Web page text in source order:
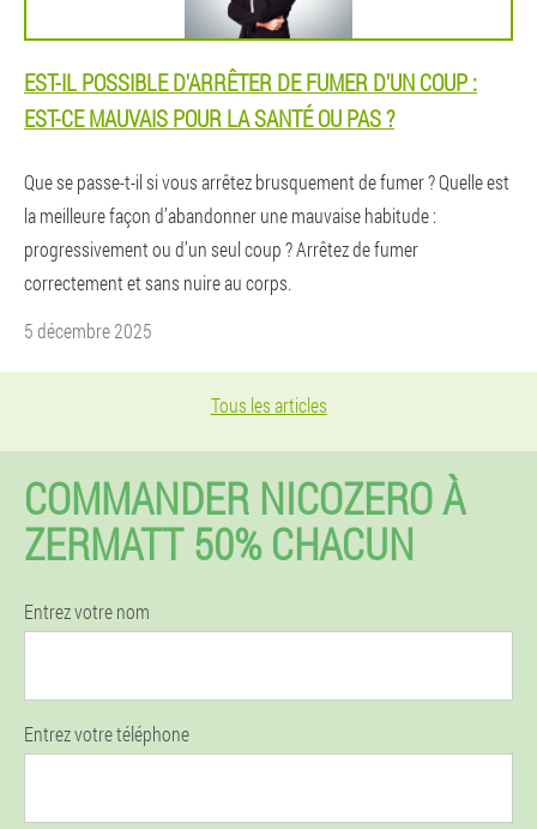
EST-IL POSSIBLE D'ARRÊTER DE FUMER D'UN COUP :
EST-CE MAUVAIS POUR LA SANTÉ OU PAS ?
Que se passe-t-il si vous arrêtez brusquement de fumer ? Quelle est
la meilleure façon d’abandonner une mauvaise habitude :
progressivement ou d’un seul coup ? Arrêtez de fumer
correctement et sans nuire au corps.
5 décembre 2025
Tous les articles
COMMANDER NICOZERO À
ZERMATT 50% CHACUN
Entrez votre nom
Entrez votre téléphone